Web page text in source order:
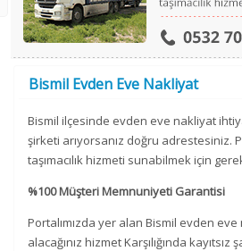
Bismil Evden Eve Nakliyat
Bismil ilçesinde evden eve nakliyat
şirketi arıyorsanız doğru adrestesiniz.
taşımacılık hizmeti sunabilmek için
%100 Müşteri Memnuniyeti Garantisi
Portalımızda yer alan Bismil evden
alacağınız hizmet Karşılığında